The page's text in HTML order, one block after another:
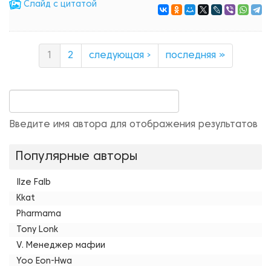
Cлайд с цитатой
2 следующая › последняя »
Введите имя автора для отображения результатов
Популярные авторы
Ilze Falb
Kkat
Pharmama
Tony Lonk
V. Менеджер мафии
Yoo Eon-Hwa